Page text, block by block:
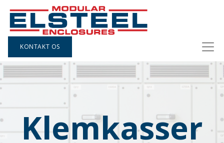
KONTAKT OS
Klemkasser